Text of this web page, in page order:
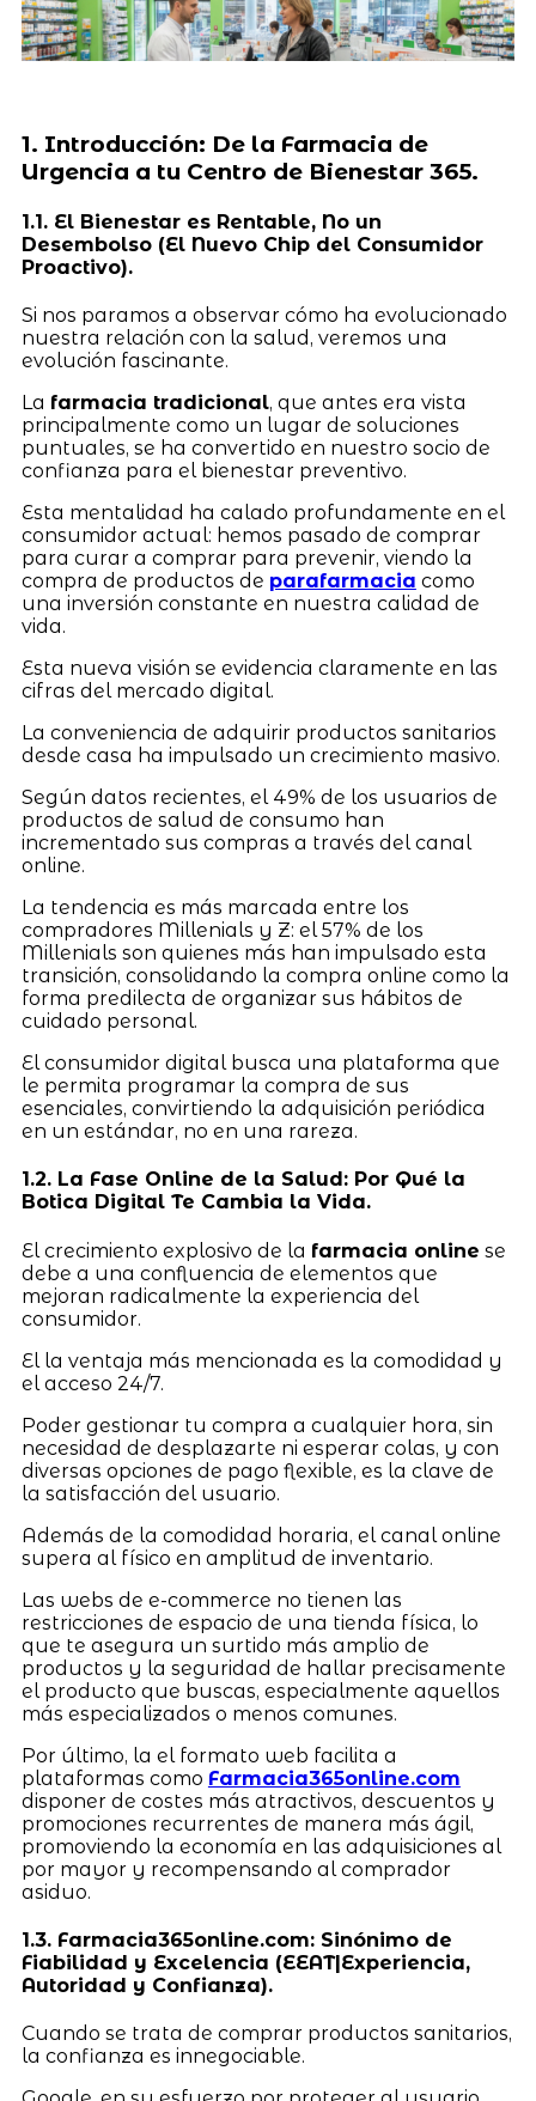
1. Introducción: De la Farmacia de
Urgencia a tu Centro de Bienestar 365.
1.1. El Bienestar es Rentable, No un
Desembolso (El Nuevo Chip del Consumidor
Proactivo).
Si nos paramos a observar cómo ha evolucionado
nuestra relación con la salud, veremos una
evolución fascinante.
La farmacia tradicional, que antes era vista
principalmente como un lugar de soluciones
puntuales, se ha convertido en nuestro socio de
confianza para el bienestar preventivo.
Esta mentalidad ha calado profundamente en el
consumidor actual: hemos pasado de comprar
para curar a comprar para prevenir, viendo la
compra de productos de parafarmacia como
una inversión constante en nuestra calidad de
vida.
Esta nueva visión se evidencia claramente en las
cifras del mercado digital.
La conveniencia de adquirir productos sanitarios
desde casa ha impulsado un crecimiento masivo.
Según datos recientes, el 49% de los usuarios de
productos de salud de consumo han
incrementado sus compras a través del canal
online.
La tendencia es más marcada entre los
compradores Millenials y Z: el 57% de los
Millenials son quienes más han impulsado esta
transición, consolidando la compra online como la
forma predilecta de organizar sus hábitos de
cuidado personal.
El consumidor digital busca una plataforma que
le permita programar la compra de sus
esenciales, convirtiendo la adquisición periódica
en un estándar, no en una rareza.
1.2. La Fase Online de la Salud: Por Qué la
Botica Digital Te Cambia la Vida.
El crecimiento explosivo de la farmacia online se
debe a una confluencia de elementos que
mejoran radicalmente la experiencia del
consumidor.
El la ventaja más mencionada es la comodidad y
el acceso 24/7.
Poder gestionar tu compra a cualquier hora, sin
necesidad de desplazarte ni esperar colas, y con
diversas opciones de pago flexible, es la clave de
la satisfacción del usuario.
Además de la comodidad horaria, el canal online
supera al físico en amplitud de inventario.
Las webs de e-commerce no tienen las
restricciones de espacio de una tienda física, lo
que te asegura un surtido más amplio de
productos y la seguridad de hallar precisamente
el producto que buscas, especialmente aquellos
más especializados o menos comunes.
Por último, la el formato web facilita a
plataformas como Farmacia365online.com
disponer de costes más atractivos, descuentos y
promociones recurrentes de manera más ágil,
promoviendo la economía en las adquisiciones al
por mayor y recompensando al comprador
asiduo.
1.3. Farmacia365online.com: Sinónimo de
Fiabilidad y Excelencia (EEAT|Experiencia,
Autoridad y Confianza).
Cuando se trata de comprar productos sanitarios,
la confianza es innegociable.